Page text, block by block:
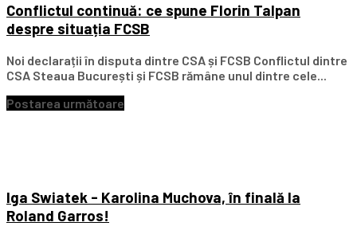
Conflictul continuă: ce spune Florin Talpan
despre situația FCSB
Noi declarații în disputa dintre CSA și FCSB Conflictul dintre
CSA Steaua București și FCSB rămâne unul dintre cele...
Postarea următoare
Iga Swiatek - Karolina Muchova, în finală la
Roland Garros!